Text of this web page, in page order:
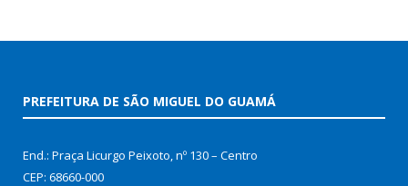
PREFEITURA DE SÃO MIGUEL DO GUAMÁ
End.: Praça Licurgo Peixoto, nº 130 – Centro
CEP: 68660-000